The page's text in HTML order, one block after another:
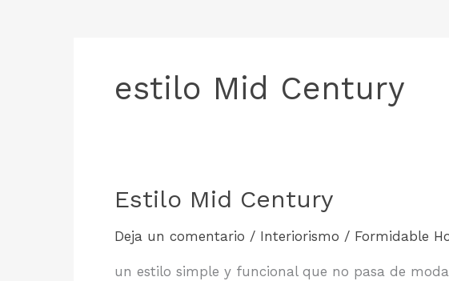
estilo Mid Century
Estilo Mid Century
Deja un comentario / Interiorismo / Formidable
un estilo simple y funcional que no pasa de